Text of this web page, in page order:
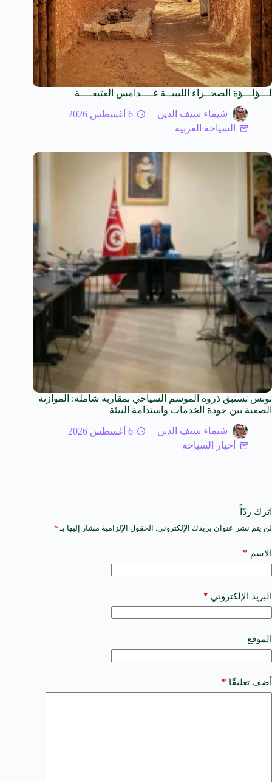
لـــؤلـــؤة الصحــراء الليبيــة غــــدامس العتيقــــة
شيماء سيف الدين
6 أغسطس 2026
السياحة العربية
تونس تستبق ذروة الموسم السياحي بمقاربة شاملة: الموازنة
الصعبة بين جودة الخدمات واستدامة البيئة
شيماء سيف الدين
6 أغسطس 2026
أخبار السياحة
اترك ردّاً
لن يتم نشر عنوان بريدك الإلكتروني. الحقول الإلزامية مشار إليها بـ *
الاسم *
البريد الإلكتروني *
الموقع
أضف تعليقًا *
A
t
e
a
t
i
e
: